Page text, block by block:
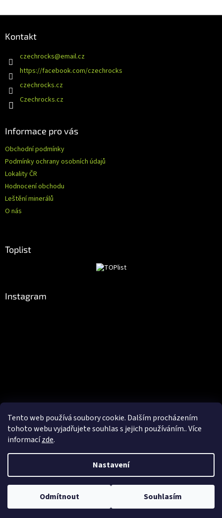
Tento web používá soubory cookie. Dalším procházením
tohoto webu vyjadřujete souhlas s jejich používáním.. Více
informacízde.
Nastavení
Odmítnout Souhlasím
Kontakt
czechrocks@email.cz
https://facebook.com/czechrocks
czechrocks.cz
Czechrocks.cz
Informace pro vás
Obchodní podmínky
Podmínky ochrany osobních údajů
Lokality ČR
Hodnocení obchodu
Leštění minerálů
O nás
Toplist
Instagram
Sledovat na Instagramu
Vytvořil Shoptet
Copyright 2026Czechrocks.cz. Všechna práva vyhrazena.Upravit